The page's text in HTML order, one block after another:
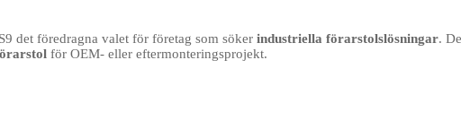
det föredragna valet för företag som söker industriella förarstolslösningar.
för OEM- eller eftermonteringsprojekt.